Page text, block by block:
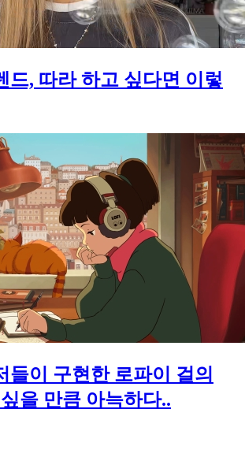
드, 따라 하고 싶다면 이렇
들이 구현한 로파이 걸의
을 만큼 아늑하다..